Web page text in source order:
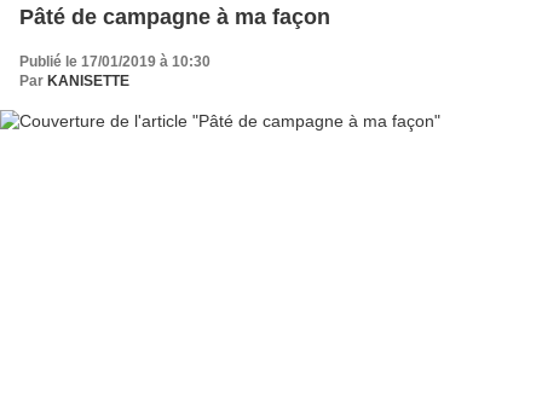
Pâté de campagne à ma façon
Publié le 17/01/2019 à 10:30
Par KANISETTE